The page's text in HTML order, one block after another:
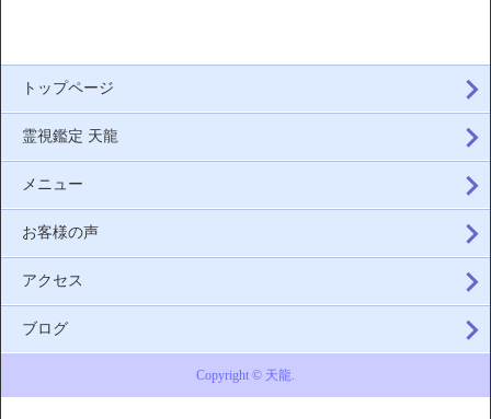
トップページ
霊視鑑定 天龍
メニュー
お客様の声
アクセス
ブログ
Copyright © 天龍.